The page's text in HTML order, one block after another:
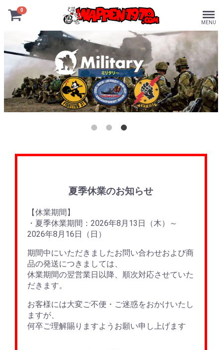
0
MENU
夏季休業のお知らせ
【休業期間】
・夏季休業期間：2026年8月13日（木）～
2026年8月16日（日）
期間中にいただきましたお問い合わせおよび商
品の発送につきましては、
休業期間の翌営業日以降、順次対応させていた
だきます。
お客様には大変ご不便・ご迷惑をおかけいたし
ますが、
何卒ご理解賜りますようお願い申し上げます